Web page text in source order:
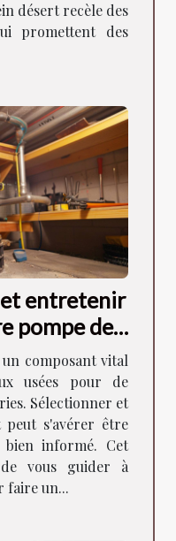
désert recèle des
promettent des
entretenir
pompe de
composant vital
usées pour de
Sélectionner et
peut s'avérer être
informé. Cet
vous guider à
faire un...